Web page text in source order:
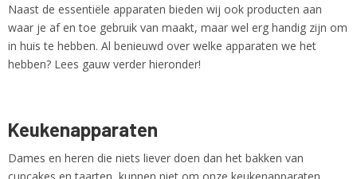
Naast de essentiële apparaten bieden wij ook producten aan
waar je af en toe gebruik van maakt, maar wel erg handig zijn om
in huis te hebben. Al benieuwd over welke apparaten we het
hebben? Lees gauw verder hieronder!
Keukenapparaten
Dames en heren die niets liever doen dan het bakken van